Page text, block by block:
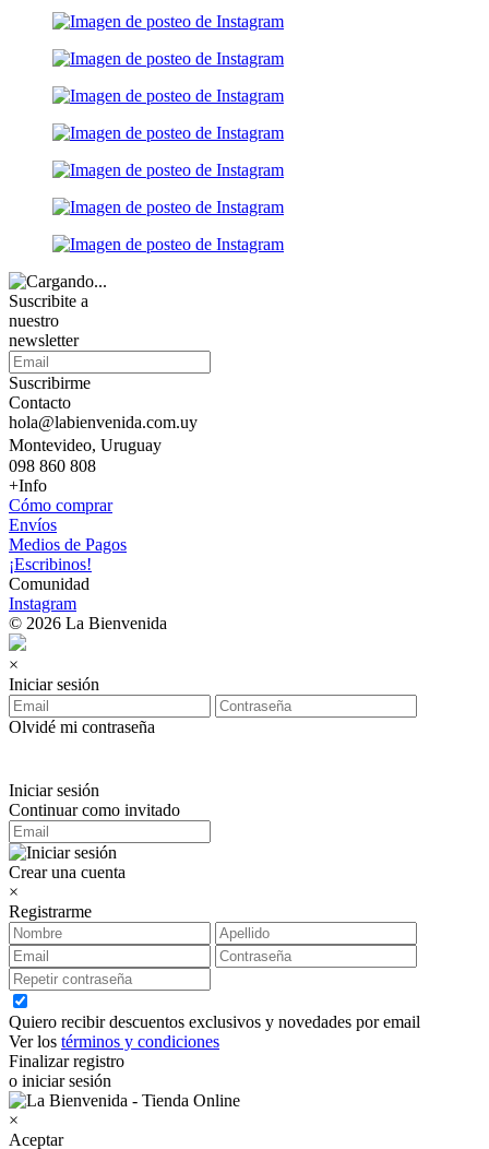
Suscribite a
nuestro
newsletter
Suscribirme
Contacto
hola@labienvenida.com.uy
Montevideo, Uruguay
098 860 808
+Info
Cómo comprar
Envíos
Medios de Pagos
¡Escribinos!
Comunidad
Instagram
© 2026 La Bienvenida
×
Iniciar sesión
Olvidé mi contraseña
Iniciar sesión
Continuar como invitado
Crear una cuenta
×
Registrarme
Quiero recibir descuentos exclusivos y novedades por email
Ver los términos y condiciones
Finalizar registro
o iniciar sesión
×
Aceptar